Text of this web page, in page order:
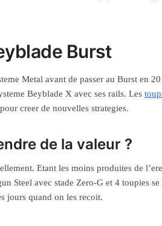
Burst
Metal avant de passer au Burst en
Beyblade X avec ses rails. Les
creer de nouvelles strategies.
de la valeur ?
Etant les moins produites de
Steel avec stade Zero-G et 4 toupies se
jours quand on les recoit.